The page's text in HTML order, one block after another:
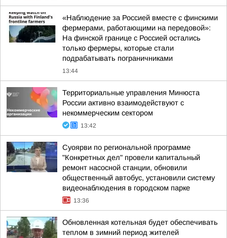
«Наблюдение за Россией вместе с финскими
фермерами, работающими на передовой»:
На финской границе с Россией остались
только фермеры, которые стали
подрабатывать пограничниками
13:44
Территориальные управления Минюста
России активно взаимодействуют с
некоммерческим сектором
13:42
Суоярви по региональной программе
"Конкретных дел" провели капитальный
ремонт насосной станции, обновили
общественный автобус, установили систему
видеонаблюдения в городском парке
13:36
Обновленная котельная будет обеспечивать
теплом в зимний период жителей